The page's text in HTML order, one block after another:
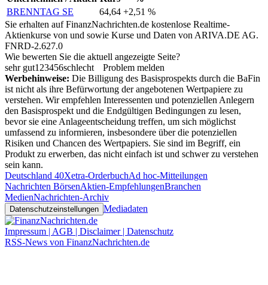
BRENNTAG SE
64,64 +2,51 %
Sie erhalten auf FinanzNachrichten.de kostenlose Realtime-
Aktienkurse von und sowie Kurse und Daten von ARIVA.DE AG.
FNRD-2.627.0
Wie bewerten Sie die aktuell angezeigte Seite?
sehr gut1 23456schlecht
Problem melden
Werbehinweise: Die Billigung des Basisprospekts durch die BaFin
ist nicht als ihre Befürwortung der angebotenen Wertpapiere zu
verstehen. Wir empfehlen Interessenten und potenziellen Anlegern
den Basisprospekt und die Endgültigen Bedingungen zu lesen,
bevor sie eine Anlageentscheidung treffen, um sich möglichst
umfassend zu informieren, insbesondere über die potenziellen
Risiken und Chancen des Wertpapiers. Sie sind im Begriff, ein
Produkt zu erwerben, das nicht einfach ist und schwer zu verstehen
sein kann.
Deutschland 40Xetra-OrderbuchAd hoc-Mitteilungen
Nachrichten BörsenAktien-EmpfehlungenBranchen
MedienNachrichten-Archiv
Datenschutzeinstellungen Mediadaten
Impressum | AGB | Disclaimer | Datenschutz
RSS-News von FinanzNachrichten.de